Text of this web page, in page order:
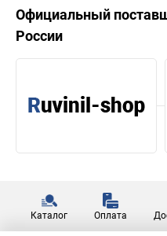
Официальный
России
Каталог Оплата